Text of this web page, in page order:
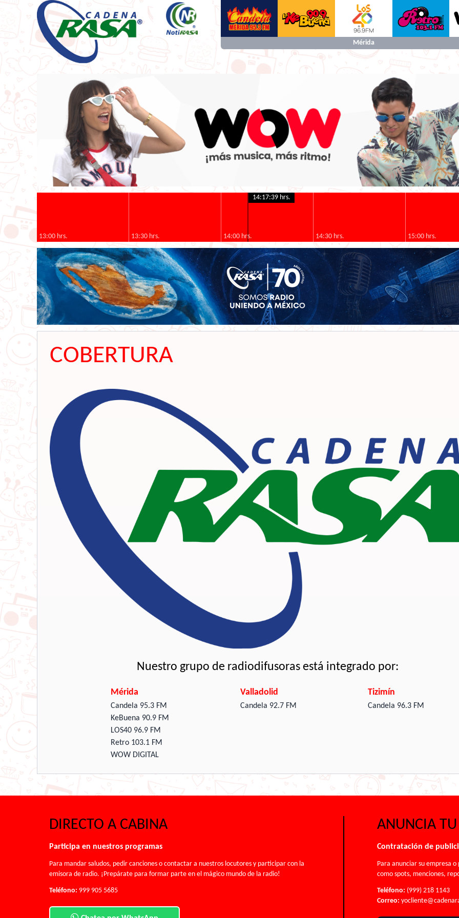
Mérida
13:00 hrs. 13:30 hrs. 14:00 hrs.
14:17:40 hrs.
14:30 hrs. 15:00 hrs.
COBERTURA
Nuestro grupo de radiodifusoras está integrado por:
Mérida
Candela 95.3 FM
KeBuena 90.9 FM
LOS40 96.9 FM
Retro 103.1 FM
WOW DIGITAL
Valladolid
Candela 92.7 FM
Tizimín
Candela 96.3 FM
DIRECTO A CABINA
Participa en nuestros programas
Para mandar saludos, pedir canciones o contactar a nuestros locutores y participar con la
emisora de radio. ¡Prepárate para formar parte en el mágico mundo de la radio!
Teléfono: 999 905 5685
ANUNCIA TU
Contratación de
Para anunciar su empresa
como spots, menciones,
Teléfono: (999) 218 1143
Correo: